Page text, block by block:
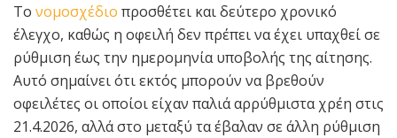
Το νομοσχέδιο προσθέτει και δεύτερο χρονικό
έλεγχο, καθώς η οφειλή δεν πρέπει να έχει υπαχθεί σε
ρύθμιση έως την ημερομηνία υποβολής της αίτησης.
Αυτό σημαίνει ότι εκτός μπορούν να βρεθούν
οφειλέτες οι οποίοι είχαν παλιά αρρύθμιστα χρέη στις
21.4.2026, αλλά στο μεταξύ τα έβαλαν σε άλλη ρύθμιση